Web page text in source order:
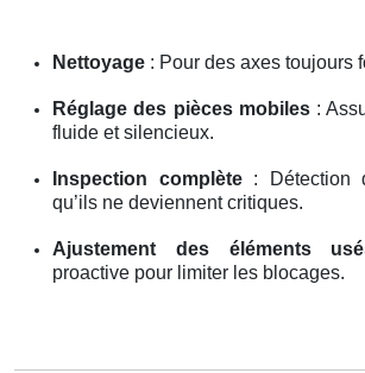
Nettoyage : Pour des axes toujours
Réglage des pièces mobiles:
fluide et silencieux.
Inspection complète: Détection
qu’ils ne deviennent critiques.
Ajustement des éléments
proactive pour limiter les blocages.